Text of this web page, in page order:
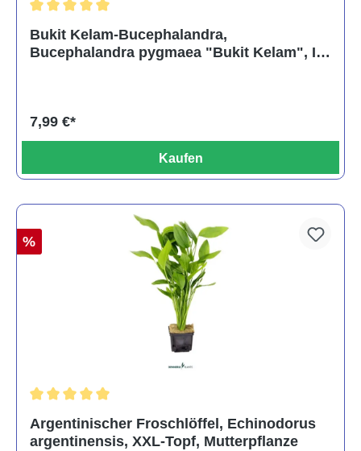
Bukit Kelam-Bucephalandra,
Bucephalandra pygmaea "Bukit Kelam", In
7,99 €*
Kaufen
%
Argentinischer Froschlöffel, Echinodorus
argentinensis, XXL-Topf, Mutterpflanze